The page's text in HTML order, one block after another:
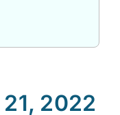
2022